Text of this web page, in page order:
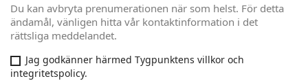
Du kan avbryta prenumerationen när som helst. För detta
ändamål, vänligen hitta vår kontaktinformation i det
rättsliga meddelandet.
Jag godkänner härmed Tygpunktens villkor och
integritetspolicy.